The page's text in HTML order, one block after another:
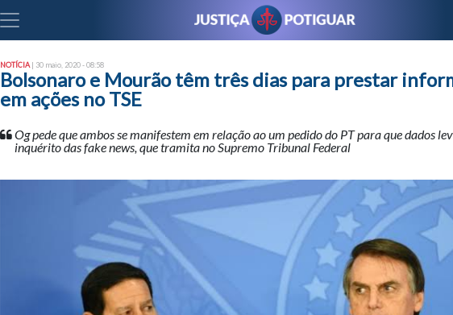
NOTÍCIA | 30 maio, 2020 - 08:58
Bolsonaro e Mourão têm três dias para prestar
em ações no TSE
Og pede que ambos se manifestem em relação ao um pedido do PT para que dados
inquérito das fake news, que tramita no Supremo Tribunal Federal